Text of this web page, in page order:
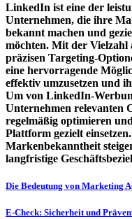
LinkedIn ist eine der
Unternehmen, die ihre
bekannt machen und
möchten. Mit der
präzisen Targeting-
eine hervorragende
effektiv umzusetzen und
Um von LinkedIn-
Unternehmen relevanten
regelmäßig optimieren
Plattform gezielt
Markenbekanntheit
langfristige
Post
navigation
Die Bedeutung von Marketing
E-Check: Sicherheit und